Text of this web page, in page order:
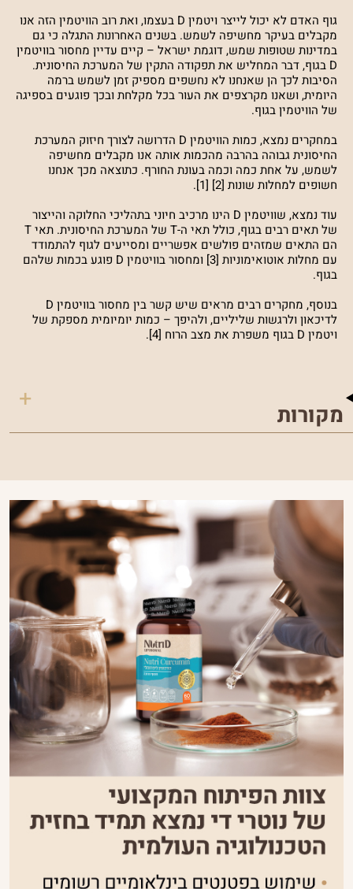
גוף האדם לא יכול לייצר ויטמין D בעצמו, ואת רוב הוויטמין הזה אנו
מקבלים בעיקר מחשיפה לשמש. בשנים האחרונות התגלה כי גם
במדינות שטופות שמש, דוגמת ישראל – קיים עדיין מחסור בוויטמין
D בגוף, דבר המחליש את תפקודה התקין של המערכת החיסונית.
הסיבות לכך הן שאנחנו לא נחשפים מספיק זמן לשמש ברמה
היומית, ושאנו מקרצפים את העור בכל מקלחת ובכך פוגעים בספיגה
של הוויטמין בגוף.
במחקרים נמצא, כמות הוויטמין D הדרושה לצורך חיזוק המערכת
החיסונית גבוהה בהרבה מהכמות אותה אנו מקבלים מחשיפה
לשמש, על אחת כמה וכמה בעונת החורף. כתוצאה מכך אנחנו
חשופים למחלות שונות [2] [1].
עוד נמצא, שוויטמין D הינו מרכיב חיוני בתהליכי החלוקה והייצור
של תאים רבים בגוף, כולל תאי ה-T של המערכת החיסונית. תאי T
הם התאים שמזהים פולשים אפשריים ומסייעים לגוף להתמודד
עם מחלות אוטואימוניות [3] ומחסור בוויטמין D פוגע בכמות שלהם
בגוף.
בנוסף, מחקרים רבים מראים שיש קשר בין מחסור בוויטמין D
לדיכאון ולרגשות שליליים, ולהיפך – כמות יומיומית מספקת של
ויטמין D בגוף משפרת את מצב הרוח [4].
מקורות